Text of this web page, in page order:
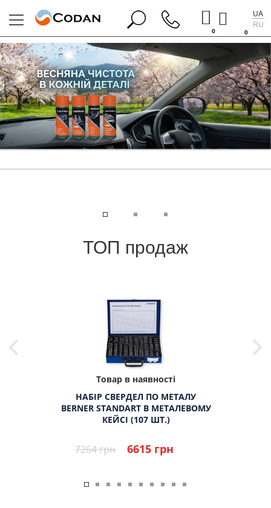
0
0
UA
RU
ТОП продаж
Товар в наявності
НАБІР СВЕРДЕЛ ПО МЕТАЛУ
BERNER STANDART В МЕТАЛЕВОМУ
КЕЙСІ (107 ШТ.)
7264 грн 6615 грн